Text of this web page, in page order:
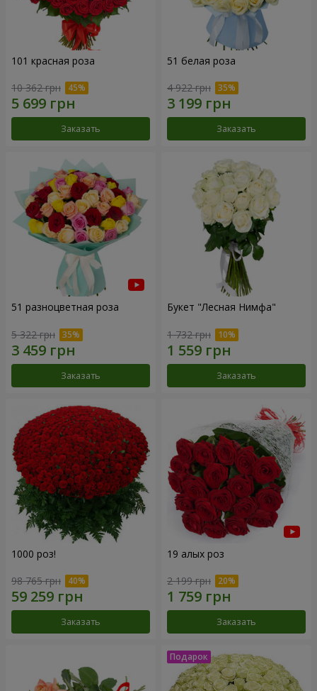
101 красная роза
10 362 грн
Заказать
51 белая роза
4 922 грн
Заказать
51 разноцветная роза
5 322 грн
Заказать
Букет "Лесная Нимфа"
1 732 грн
Заказать
1000 роз!
98 765 грн
Заказать
19 алых роз
2 199 грн
Заказать